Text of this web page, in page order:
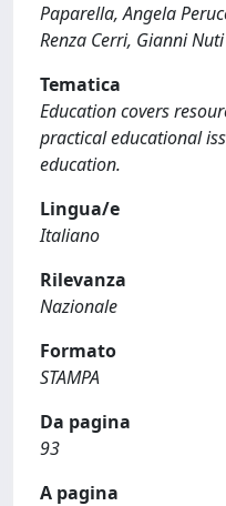
Paparella, Angela
Renza Cerri, Gianni Nuti
Tematica
Education covers
practical educational
education.
Lingua/e
Italiano
Rilevanza
Nazionale
Formato
STAMPA
Da pagina
93
A pagina